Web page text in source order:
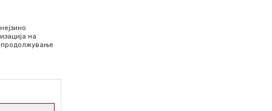
на
продолжување